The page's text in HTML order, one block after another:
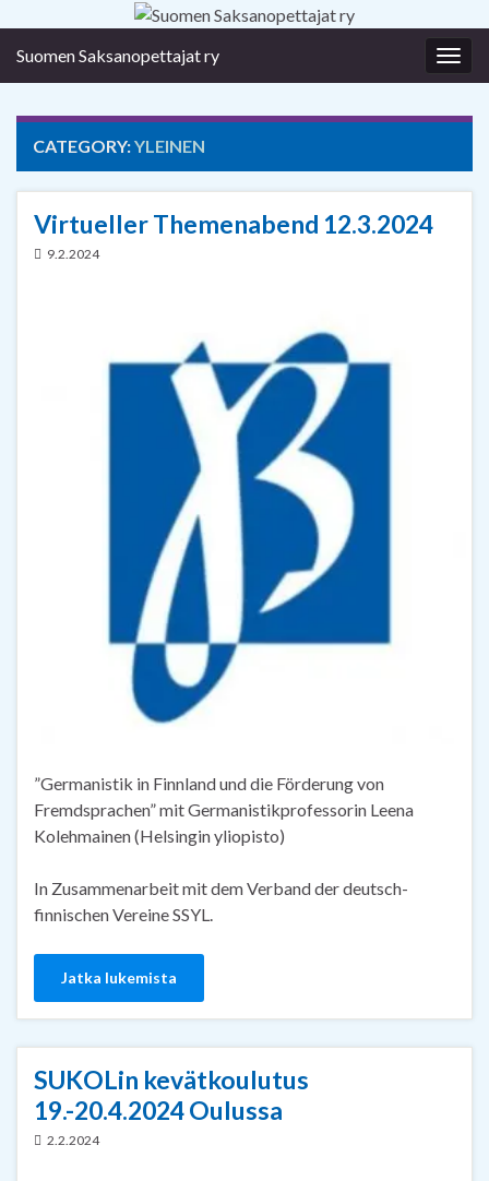
Suomen Saksanopettajat ry
CATEGORY:YLEINEN
Virtueller Themenabend 12.3.2024
9.2.2024
”Germanistik in Finnland und die Förderung von
Fremdsprachen” mit Germanistikprofessorin Leena
Kolehmainen (Helsingin yliopisto)
In Zusammenarbeit mit dem Verband der deutsch-
finnischen Vereine SSYL.
Jatka lukemista
SUKOLin kevätkoulutus
19.-20.4.2024 Oulussa
2.2.2024